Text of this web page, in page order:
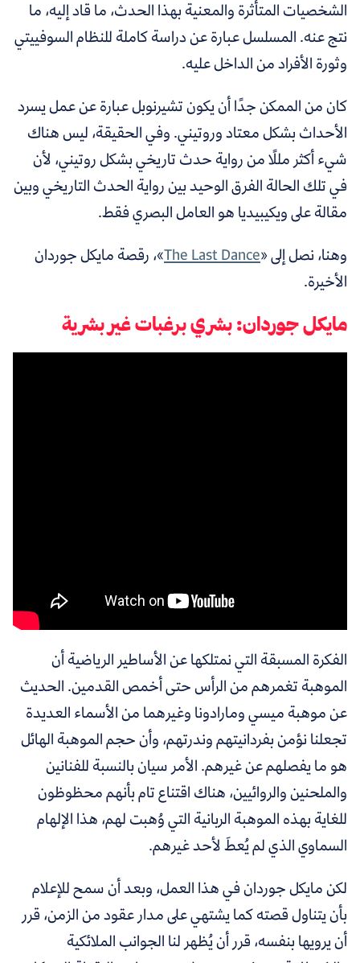
الشخصيات المتأثرة والمعنية بهذا الحدث، ما قاد إليه، ما
نتج عنه. المسلسل عبارة عن دراسة كاملة للنظام السوفييتي
وثورة الأفراد من الداخل عليه.
كان من الممكن جدًا أن يكون تشيرنوبل عبارة عن عمل يسرد
الأحداث بشكل معتاد وروتيني. وفي الحقيقة، ليس هناك
شيء أكثر مللًا من رواية حدث تاريخي بشكل روتيني، لأن
في تلك الحالة الفرق الوحيد بين رواية الحدث التاريخي وبين
مقالة على ويكيبيديا هو العامل البصري فقط.
وهنا، نصل إلى «The Last Dance»، رقصة مايكل جوردان
الأخيرة.
مايكل جوردان: بشري برغبات غير بشرية
الفكرة المسبقة التي نمتلكها عن الأساطير الرياضية أن
الموهبة تغمرهم من الرأس حتى أخمص القدمين. الحديث
عن موهبة ميسي ومارادونا وغيرهما من الأسماء العديدة
تجعلنا نؤمن بفردانيتهم وندرتهم، وأن حجم الموهبة الهائل
هو ما يفصلهم عن غيرهم. الأمر سيان بالنسبة للفنانين
والملحنين والروائيين، هناك اقتناع تام بأنهم محظوظون
للغاية بهذه الموهبة الربانية التي وُهبت لهم، هذا الإلهام
السماوي الذي لم يُعطَ لأحد غيرهم.
لكن مايكل جوردان في هذا العمل، وبعد أن سمح للإعلام
بأن يتناول قصته كما يشتهي على مدار عقود من الزمن،قرر
أن يرويها بنفسه، قرر أن يُظهر لنا الجوانب الملائكية